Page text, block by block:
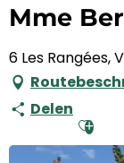
Mme
6 Les Rangées,
Delen